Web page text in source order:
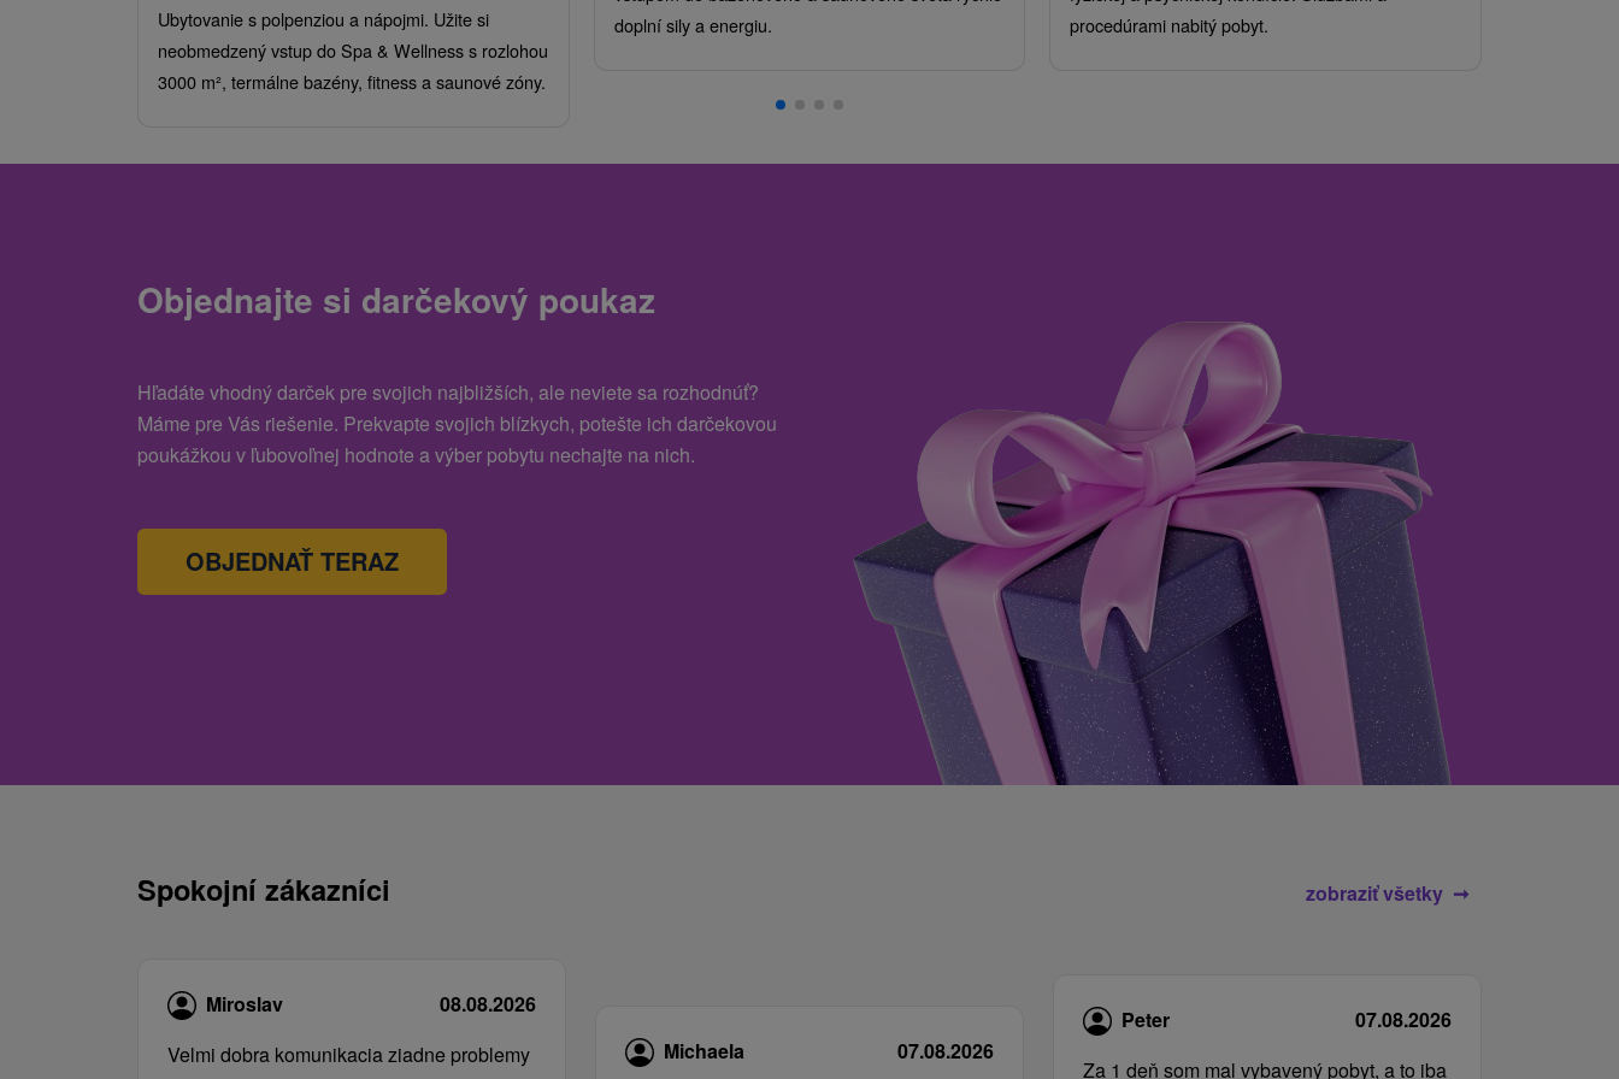
Ubytovanie s polpenziou a nápojmi. Užite si
neobmedzený vstup do Spa & Wellness s rozlohou
3000 m², termálne bazény, fitness a saunové zóny.
doplní sily a energiu.
procedúrami nabitý pobyt.
Objednajte si darčekový poukaz
Hľadáte vhodný darček pre svojich najbližších, ale neviete sa rozhodnúť?
Máme pre Vás riešenie. Prekvapte svojich blízkych, potešte ich darčekovou
poukážkou v ľubovoľnej hodnote a výber pobytu nechajte na nich.
OBJEDNAŤ TERAZ
Spokojní zákazníci zobraziť všetky
Miroslav
08.08.2026
Velmi dobra komunikacia ziadne problemy
Michaela 07.08.2026
Peter
07.08.2026
Za 1 deň som mal vybavený pobyt, a to iba